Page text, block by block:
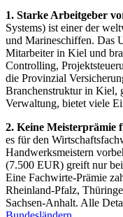
1. Starke Arbeitgeber
Systems) ist einer der
und Marineschiffen. Das
Mitarbeiter in Kiel und
Controlling,
die Provinzial
Branchenstruktur in Kiel,
Verwaltung, bietet viele
2. Keine Meisterprämie
es für den
Handwerksmeistern
(7.500 EUR) greift nur
Eine Fachwirte-Prämie
Rheinland-Pfalz,
Sachsen-Anhalt. Alle